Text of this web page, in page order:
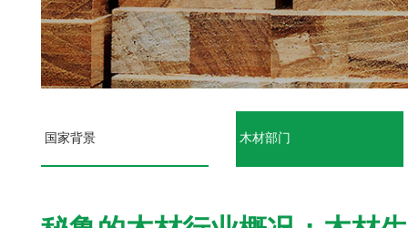
国家背景 木材部门